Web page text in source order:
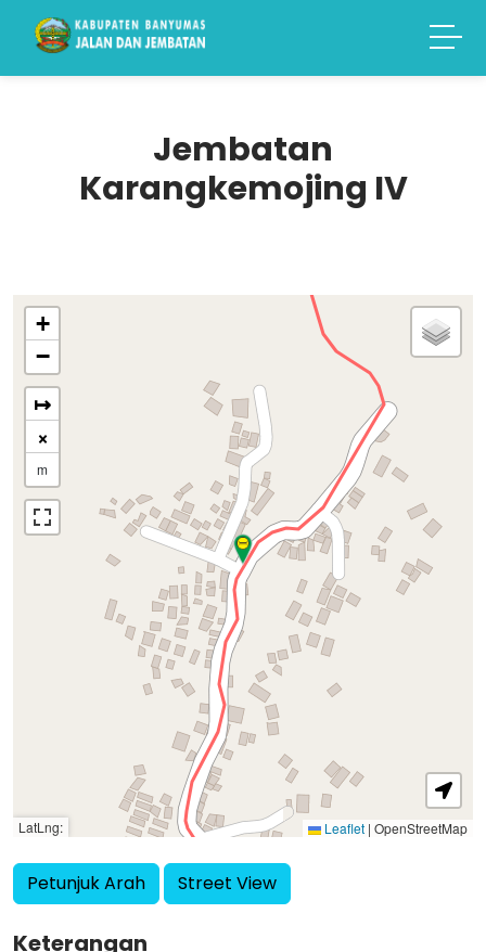
Jembatan
Karangkemojing IV
+
−
↦
×
m
LatLng: Leaflet | OpenStreetMap
Petunjuk Arah Street View
Keterangan